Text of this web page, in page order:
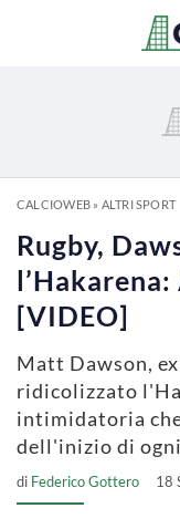
CALCIOWEB» ALTRI SPORT
Rugby,
[VIDEO]
Matt Dawson,
ridicolizzato
intimidatoria
dell'inizio di
di Federico Gottero 18